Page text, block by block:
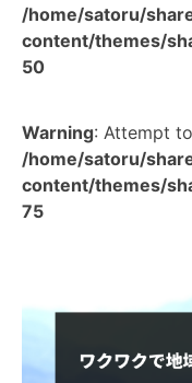
/home/satoru/
content/themes/
50
Warning: Attempt
/home/satoru/
content/themes/
75